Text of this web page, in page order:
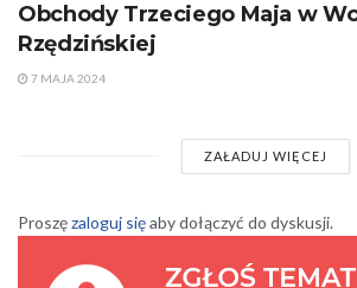
Obchody Trzeciego Maja w
Rzędzińskiej
7 MAJA 2024
ZAŁADUJ WIĘCEJ
Proszęzaloguj sięaby dołączyć do dyskusji.